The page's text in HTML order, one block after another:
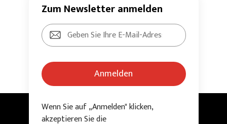
Zum Newsletter anmelden
Anmelden
Wenn Sie auf „Anmelden" klicken,
akzeptieren Sie die